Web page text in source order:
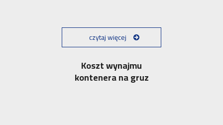
czytaj więcej
Koszt wynajmu
kontenera na gruz